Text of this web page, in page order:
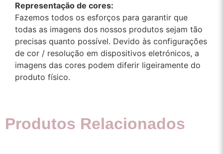
Representação de cores:
Fazemos todos os esforços para garantir que
todas as imagens dos nossos produtos sejam tão
precisas quanto possível. Devido às configurações
de cor / resolução em dispositivos eletrónicos, a
imagens das cores podem diferir ligeiramente do
produto físico.
Produtos Relacionados